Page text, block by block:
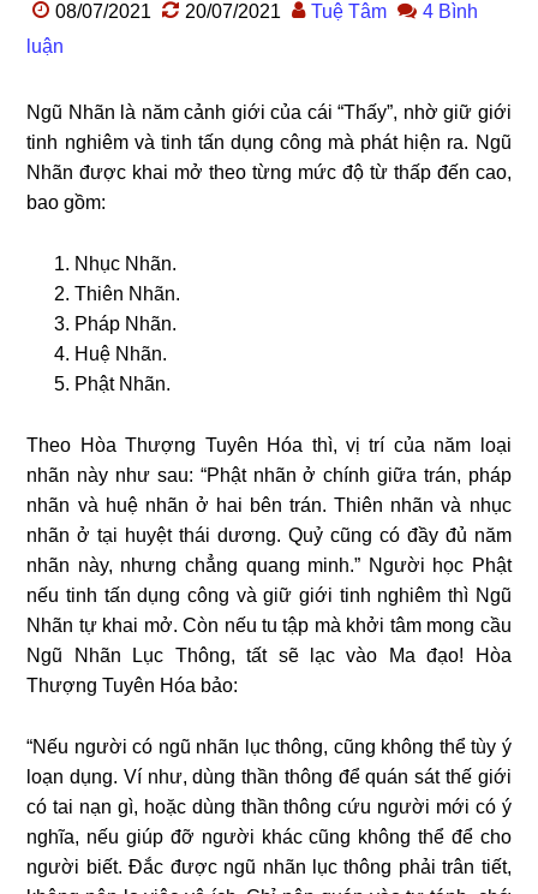
08/07/2021 20/07/2021 Tuệ Tâm
4 Bình
luận
Ngũ Nhãn là năm cảnh giới của cái “Thấy”, nhờ giữ giới
tinh nghiêm và tinh tấn dụng công mà phát hiện ra. Ngũ
Nhãn được khai mở theo từng mức độ từ thấp đến cao,
bao gồm:
Nhục Nhãn.
Thiên Nhãn.
Pháp Nhãn.
Huệ Nhãn.
Phật Nhãn.
Theo Hòa Thượng Tuyên Hóa thì, vị trí của năm loại
nhãn này như sau: “Phật nhãn ở chính giữa trán, pháp
nhãn và huệ nhãn ở hai bên trán. Thiên nhãn và nhục
nhãn ở tại huyệt thái dương. Quỷ cũng có đầy đủ năm
nhãn này, nhưng chẳng quang minh.” Người học Phật
nếu tinh tấn dụng công và giữ giới tinh nghiêm thì Ngũ
Nhãn tự khai mở. Còn nếu tu tập mà khởi tâm mong cầu
Ngũ Nhãn Lục Thông, tất sẽ lạc vào Ma đạo! Hòa
Thượng Tuyên Hóa bảo:
“Nếu người có ngũ nhãn lục thông, cũng không thể tùy ý
loạn dụng. Ví như, dùng thần thông để quán sát thế giới
có tai nạn gì, hoặc dùng thần thông cứu người mới có ý
nghĩa, nếu giúp đỡ người khác cũng không thể để cho
người biết. Ðắc được ngũ nhãn lục thông phải trân tiết,